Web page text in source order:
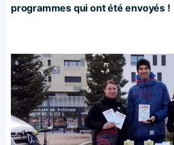
programmes qui ont été envoyés !